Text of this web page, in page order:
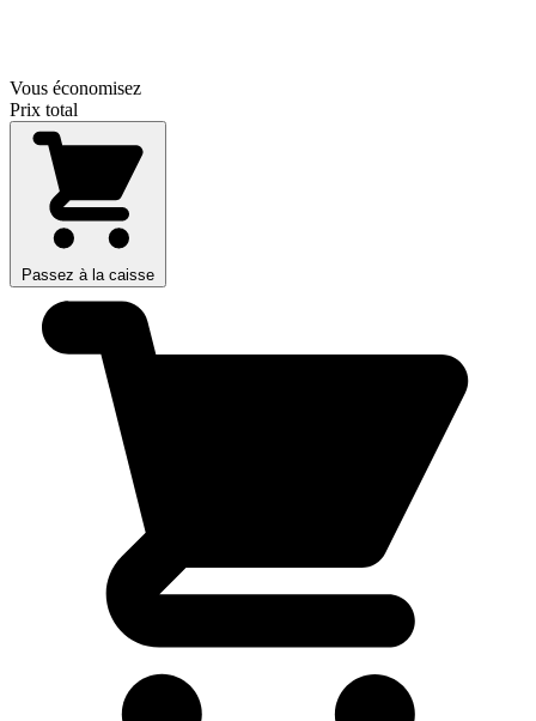
Vous économisez
Prix total
Passez à la caisse